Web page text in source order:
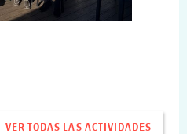
VER TODAS LAS ACTIVIDADES